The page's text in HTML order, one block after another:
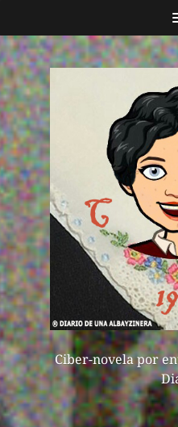
Ciber-novela por